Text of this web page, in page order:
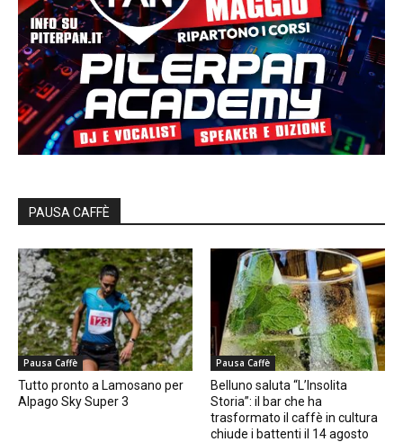
PAUSA CAFFÈ
Pausa Caffè
Tutto pronto a Lamosano per
Alpago Sky Super 3
Pausa Caffè
Belluno saluta “L’Insolita
Storia”: il bar che ha
trasformato il caffè in cultura
chiude i battenti il 14 agosto